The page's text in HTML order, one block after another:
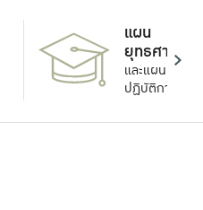
แผน
ยุทธศาสตร์
และแผน
ปฏิบัติการ